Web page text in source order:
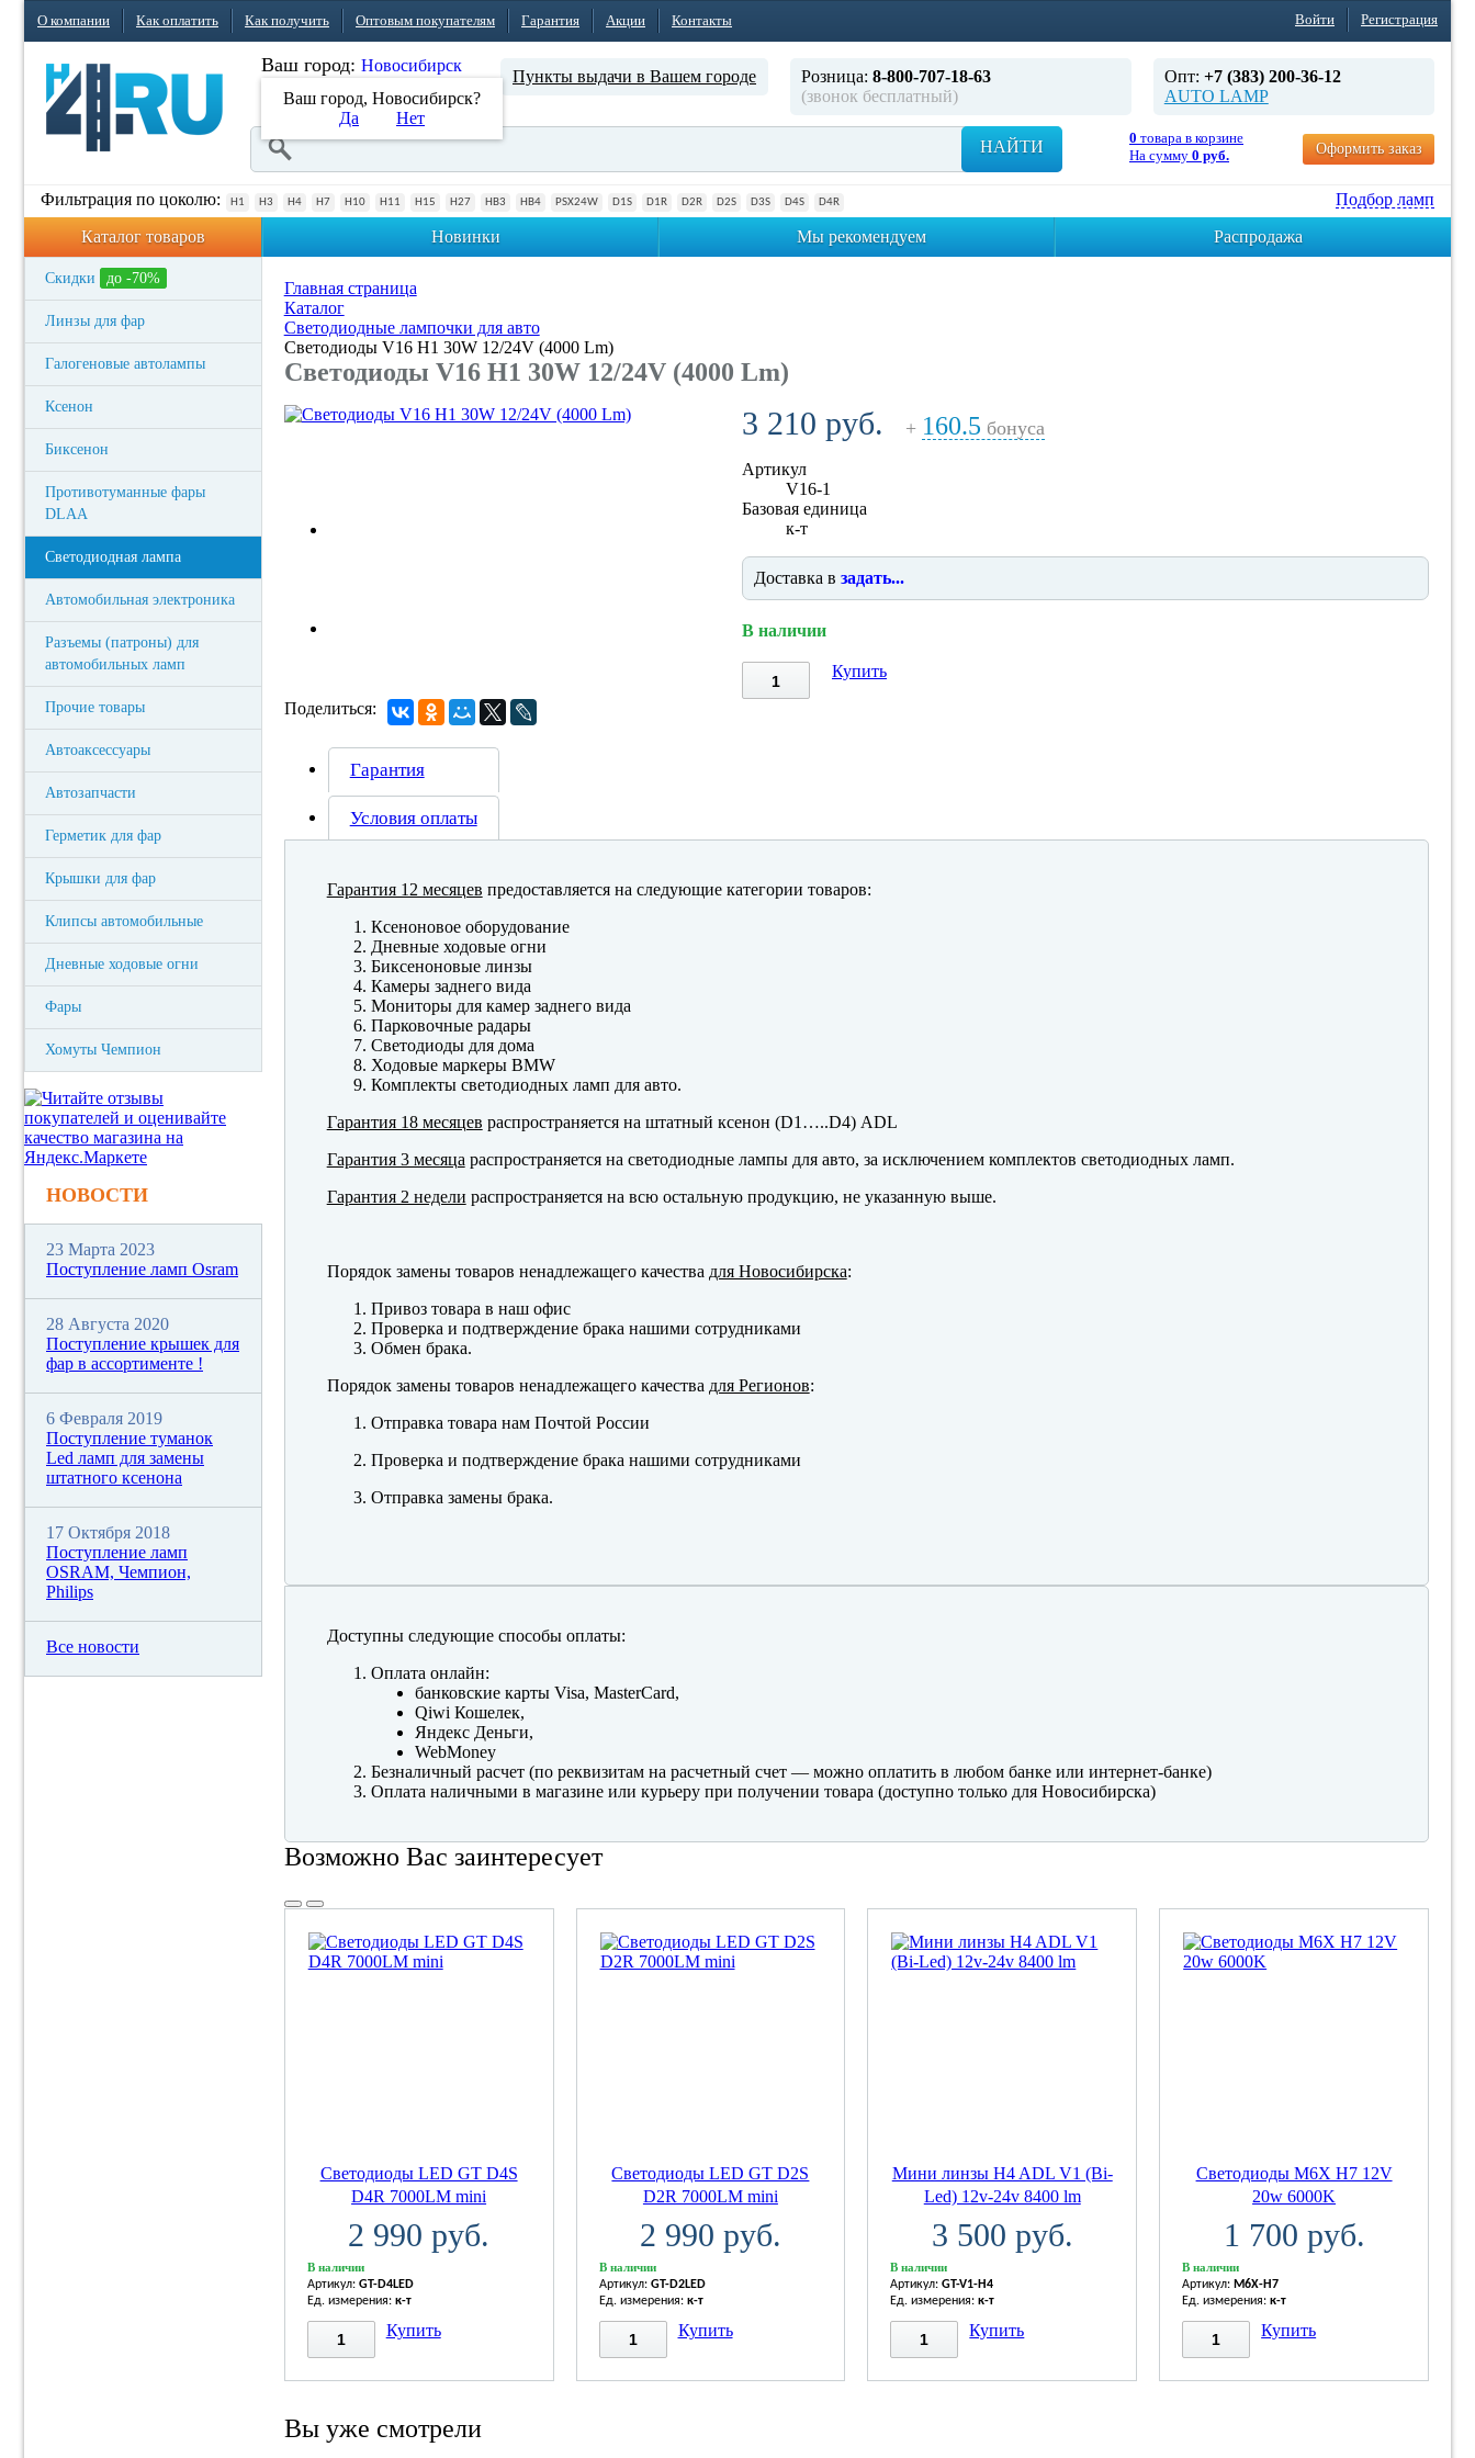
О компании Как оплатить Как получить Оптовым покупателям Гарантия Акции Контакты Войти Регистрация
Ваш город: Новосибирск
Ваш город, Новосибирск?
Да
Нет
Пункты выдачи в Вашем городе Розница: 8-800-707-18-63
(звонок бесплатный)
Опт: +7 (383) 200-36-12
AUTO LAMP
НАЙТИ 0 товара в корзине
На сумму 0 руб. Оформить заказ
Фильтрация по цоколю: H1 H3 H4 H7 H10 H11 H15 H27 HB3 HB4 PSX24W D1S D1R D2R D2S D3S D4S D4R
Подбор ламп
Каталог товаров
Новинки Мы рекомендуем Распродажа
Скидки до -70%
Линзы для фар
Галогеновые автолампы
Ксенон
Биксенон
Противотуманные фары
DLAA
Светодиодная лампа
Автомобильная электроника
Разъемы (патроны) для
автомобильных ламп
Прочие товары
Автоаксессуары
Автозапчасти
Герметик для фар
Крышки для фар
Клипсы автомобильные
Дневные ходовые огни
Фары
Хомуты Чемпион
Главная страница
Каталог
Светодиодные лампочки для авто
Светодиоды V16 H1 30W 12/24V (4000 Lm)
Светодиоды V16 H1 30W 12/24V (4000 Lm)
3 210 руб. + 160.5 бонуса
Артикул
V16-1
Базовая единица
к-т
Доставка в задать...
В наличии
Купить
Поделиться:
Гарантия
Условия оплаты
Гарантия 12 месяцев предоставляется на следующие категории товаров:
Ксеноновое оборудование
Дневные ходовые огни
Биксеноновые линзы
Камеры заднего вида
Мониторы для камер заднего вида
Парковочные радары
Светодиоды для дома
Ходовые маркеры BMW
Комплекты светодиодных ламп для авто.
Гарантия 18 месяцев распространяется на штатный ксенон (D1…..D4) ADL
Гарантия 3 месяца распространяется на светодиодные лампы для авто, за исключением комплектов светодиодных ламп.
Гарантия 2 недели распространяется на всю остальную продукцию, не указанную выше.
Порядок замены товаров ненадлежащего качества для Новосибирска:
Привоз товара в наш офис
Проверка и подтверждение брака нашими сотрудниками
Обмен брака.
Порядок замены товаров ненадлежащего качества для Регионов:
Отправка товара нам Почтой России
Проверка и подтверждение брака нашими сотрудниками
Отправка замены брака.
Доступны следующие способы оплаты:
Оплата онлайн:
банковские карты Visa, MasterCard,
Qiwi Кошелек,
Яндекс Деньги,
WebMoney
Безналичный расчет (по реквизитам на расчетный счет — можно оплатить в любом банке или интернет-банке)
Оплата наличными в магазине или курьеру при получении товара (доступно только для Новосибирска)
Возможно Вас заинтересует
Светодиоды LED GT D4S
D4R 7000LM mini
2 990 руб.
В наличии
Артикул: GT-D4LED
Ед. измерения: к-т
Купить
Светодиоды LED GT D2S
D2R 7000LM mini
2 990 руб.
В наличии
Артикул: GT-D2LED
Ед. измерения: к-т
Купить
Мини линзы H4 ADL V1 (Bi-
Led) 12v-24v 8400 lm
3 500 руб.
В наличии
Артикул:GT-V1-H4
Ед. измерения:к-т
Купить
Светодиоды M6X H7 12V
20w 6000K
1 700 руб.
В наличии
Артикул: M6X-H7
Ед. измерения:к-т
Купить
Вы уже смотрели
НОВОСТИ
23 Марта 2023
Поступление ламп Osram
28 Августа 2020
Поступление крышек для
фар в ассортименте !
6 Февраля 2019
Поступление туманок
Led ламп для замены
штатного ксенона
17 Октября 2018
Поступление ламп
OSRAM, Чемпион,
Philips
Все новости